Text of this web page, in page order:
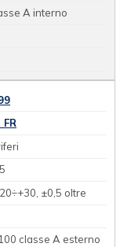
A interno
FR
±0,5 oltre
classe A esterno